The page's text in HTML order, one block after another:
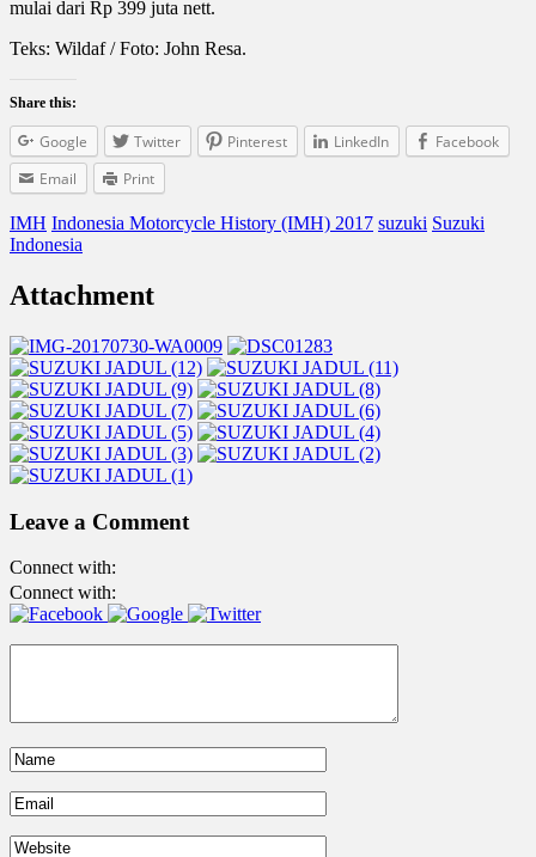
mulai dari Rp 399 juta nett.
Teks: Wildaf / Foto: John Resa.
Share this:
Google Twitter Pinterest LinkedIn
Facebook
Email
Print
IMH Indonesia Motorcycle History (IMH) 2017 suzuki Suzuki
Indonesia
Attachment
Leave a Comment
Connect with:
Connect with: